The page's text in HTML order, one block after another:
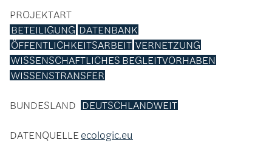
PROJEKTART
BETEILIGUNG DATENBANK
ÖFFENTLICHKEITSARBEIT VERNETZUNG
WISSENSCHAFTLICHES BEGLEITVORHABEN
WISSENSTRANSFER
BUNDESLAND DEUTSCHLANDWEIT
DATENQUELLEecologic.eu